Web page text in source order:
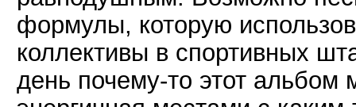
формулы, которую
коллективы в спортивных
день почему-то этот